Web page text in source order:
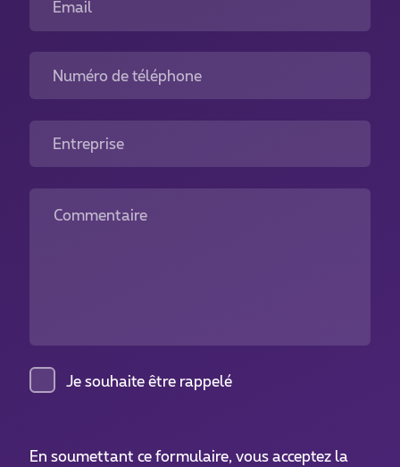
Email
Numéro de téléphone
Entreprise
Commentaire
Je souhaite être rappelé
En soumettant ce formulaire, vous acceptez la